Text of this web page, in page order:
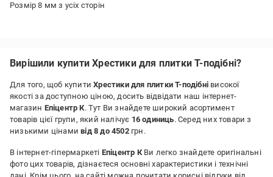
Розмір 8 мм з усіх сторін
Вирішили купити Хрестики для плитки Т-подібні?
Для того, щоб купитиХрестики для плитки Т-подібні високої
якості за доступною ціною, досить відвідати наш інтернет-
магазин Епіцентр К. Тут Ви знайдете широкий асортимент
товарів цієї групи, який налічує 16 одиниць. Серед них товари з
низькими цінамивід 8 до 4502грн.
В інтернет-гіпермаркеті Епіцентр КВи легко знайдете оригінальні
фото цих товарів, дізнаєтеся основні характеристики і технічні